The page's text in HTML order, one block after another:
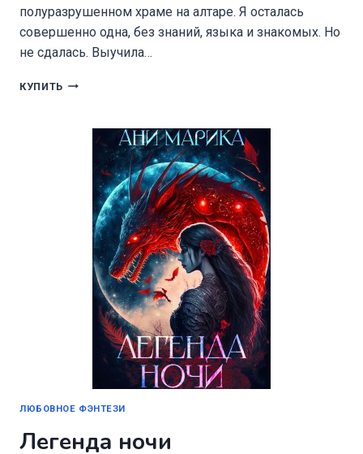
полуразрушенном храме на алтаре. Я осталась
совершенно одна, без знаний, языка и знакомых. Но
не сдалась. Выучила…
КУПИТЬ НЕЖЕЛАННАЯ,
НЕБЕС
ЛЮБОВНОЕ ФЭНТЕЗИ
Легенда ночи